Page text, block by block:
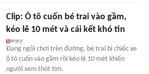
Clip: Ô tô cuốn bé trai vào gầm,
kéo lê 10 mét và cái kết khó tin
Đang ngồi chơi trên đường, bé trai bị chiếc xe
ô tô cuốn vào gầm rồi kéo lê 10 mét khiến
người xem thót tim.